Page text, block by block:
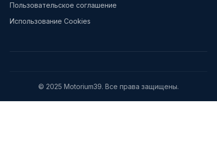
Пользовательское соглашение
Использование Cookies
© 2025 Motorium39. Все права защищены.